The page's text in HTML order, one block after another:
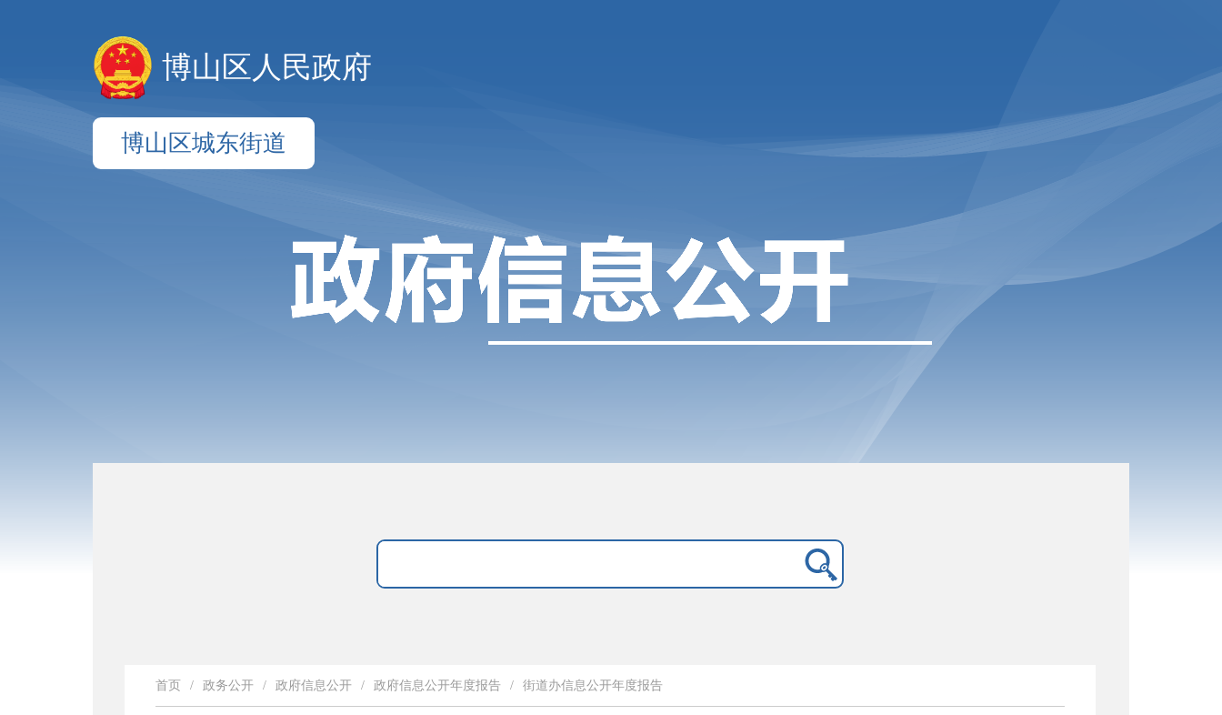
博山区人民政府
博山区城东街道
首页 / 政务公开 / 政府信息公开 / 政府信息公开年度报告 / 街道办信息公开年度报告